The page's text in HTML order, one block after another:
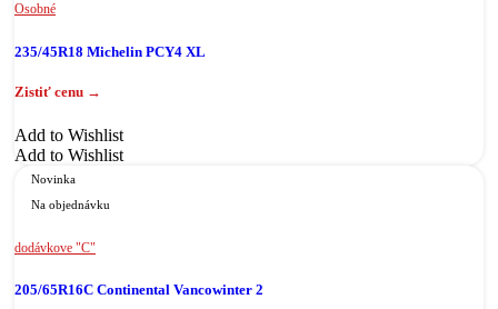
Osobné
235/45R18 Michelin PCY4 XL
Add to Wishlist
Add to Wishlist
Novinka
Na objednávku
dodávkove "C"
205/65R16C Continental Vancowinter 2